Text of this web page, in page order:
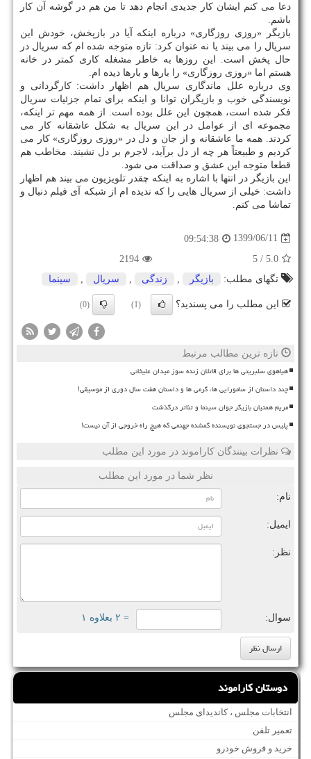
دعا می کنم ایشان کار جدیدی انجام دهد تا من هم در گوشه آن کار
باشم.
بازیگر «روزی روزگاری» درباره اینکه آیا در بازپخش، خودش این
سریال را می بیند یا نه عنوان کرد: تازه متوجه شده ام که سریال در
حال پخش است. این روزها به خاطر مشغله کاری کمتر در خانه
هستم اما «روزی روزگاری» را بارها و بارها دیده ام.
وی درباره علل ماندگاری سریال هم اظهار داشت: کارگردانی و
نویسندگی خوب و بازیگران توانا و اینکه برای تمام جزئیات سریال
فکر شده است، همچون این علل بوده است. از همه مهم تر اینکه،
مجموعه ای از عوامل در این سریال به شکل عاشقانه کار می
کردند. همه ما عاشقانه و از جان و دل در «روزی روزگاری» کار می
کردیم و طبیعتاً هر چه از دل برآید، لاجرم بر دل نشیند. مخاطب هم
قطعا متوجه این عشق و صداقت می شود.
این بازیگر در انتها با اشاره به اینکه چقدر تلویزیون می بیند هم اظهار
داشت: خیلی از سریال هایی را که ندیده ام از شبکه آی فیلم دنبال و
تماشا می کنم.
1399/06/11
09:54:38
5.0
/ 5
2194
تگهای مطلب:
بازیگر زندگی سریال سینما
این مطلب را می پسندید؟ (1)
(0)
تازه ترین مطالب مرتبط
هیاهوی سلبریتی ها برای قاتلان زنده سوز میدان علیخانی
چند داستان از سامورایی ها، گرمی ها و داستان هفت سال دوری از موسیقی!
مریم همتیان بازیگر جوان سینما و تئاتر درگذشت
پلیس در جستجوی نویسنده گمشده جهنمی که هیچ راه خروجی از آن نیست!
نظرات بینندگان کاراموند در مورد این مطلب
نظر شما در مورد این مطلب
نام:
ایمیل:
نظر:
سوال: = ۲ بعلاوه ۱
دوستان کاراموند
انتخابات مجلس ، کاندیدای مجلس
تعمیر تلفن
خرید و فروش خودرو